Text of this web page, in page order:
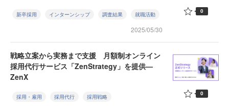
新卒採用 インターンシップ 調査結果 就職活動
2025/05/30
0
戦略立案から実務まで支援 月額制オンライン
採用代行サービス「ZenStrategy」を提供—
ZenX
採用・雇用 採用代行 採用戦略 0